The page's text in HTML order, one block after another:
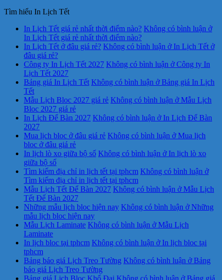
Tìm hiểu In Lịch Tết
In Lịch Tết giá rẻ nhất thời điểm nào? Không có bình luận ở
In Lịch Tết giá rẻ nhất thời điểm nào?
In Lịch Tết ở đâu giá rẻ? Không có bình luận ở In Lịch Tết ở
đâu giá rẻ?
Công ty In Lịch Tết 2027 Không có bình luận ở Công ty In
Lịch Tết 2027
Bảng giá In Lịch Tết Không có bình luận ở Bảng giá In Lịch
Tết
Mẫu Lịch Bloc 2027 giá rẻ Không có bình luận ở Mẫu Lịch
Bloc 2027 giá rẻ
In Lịch Để Bàn 2027 Không có bình luận ở In Lịch Để Bàn
2027
Mua lịch bloc ở đâu giá rẻ Không có bình luận ở Mua lịch
bloc ở đâu giá rẻ
In lịch lò xo giữa bộ số Không có bình luận ở In lịch lò xo
giữa bộ số
Tìm kiếm địa chỉ in lịch tết tại tphcm Không có bình luận ở
Tìm kiếm địa chỉ in lịch tết tại tphcm
Mẫu Lịch Tết Để Bàn 2027 Không có bình luận ở Mẫu Lịch
Tết Để Bàn 2027
Những mẫu lịch bloc hiện nay Không có bình luận ở Những
mẫu lịch bloc hiện nay
Mẫu Lịch Laminate Không có bình luận ở Mẫu Lịch
Laminate
In lịch bloc tại tphcm Không có bình luận ở In lịch bloc tại
tphcm
Bảng báo giá Lịch Treo Tường Không có bình luận ở Bảng
báo giá Lịch Treo Tường